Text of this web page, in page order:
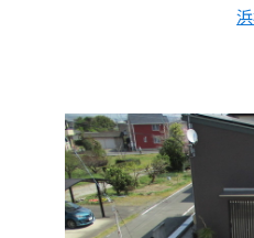
他業者さんから棟板金の重な